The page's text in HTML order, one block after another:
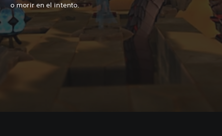
o morir en el intento.